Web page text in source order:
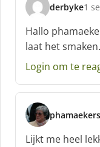
derbyke
s
c
h
r
e
f
1
Hallo
laat het
Login om te
phamaekers
s
cLijkt me heel